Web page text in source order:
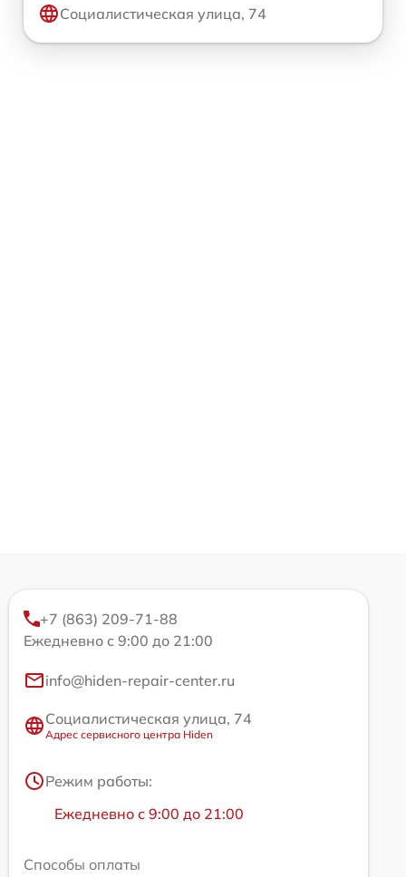
Социалистическая улица, 74
+7 (863) 209-71-88
Ежедневно с 9:00 до 21:00
info@hiden-repair-center.ru
Социалистическая улица, 74
Адрес сервисного центра Hiden
Режим работы:
Ежедневно с 9:00 до 21:00
Способы оплаты